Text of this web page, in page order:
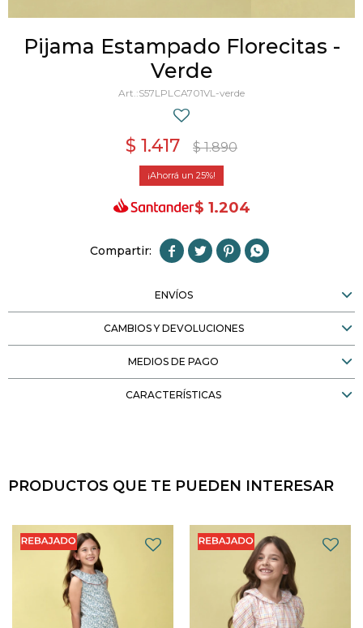
Pijama Estampado Florecitas -
Verde
S57LPLCA701VL-verde
$ 1.417 $ 1.890
25
$ 1.204
   
ENVÍOS
CAMBIOS Y DEVOLUCIONES
MEDIOS DE PAGO
CARACTERÍSTICAS
PRODUCTOS QUE TE PUEDEN INTERESAR